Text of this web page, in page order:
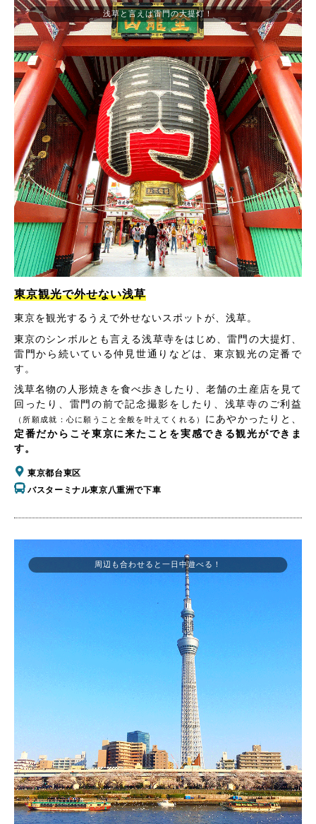
東京観光で外せない浅草
東京を観光するうえで外せないスポットが、浅草。
東京のシンボルとも言える浅草寺をはじめ、雷門の大提灯、
雷門から続いている仲見世通りなどは、東京観光の定番で
す。
浅草名物の人形焼きを食べ歩きしたり、老舗の土産店を見て
回ったり、雷門の前で記念撮影をしたり、浅草寺のご利益
（所願成就：心に願うこと全般を叶えてくれる）
にあやかったりと、
定番だからこそ東京に来たことを実感できる観光ができま
す。
東京都台東区
バスターミナル東京八重洲で下車
浅草と言えば雷門の大提灯！
周辺も合わせると一日中遊べる！